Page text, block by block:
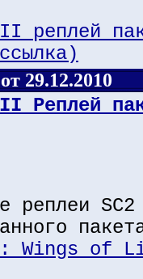
реплей
29.12.2010
Реплей
реплеи
Wings of